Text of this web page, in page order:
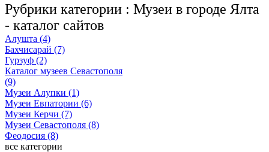
Рубрики категории : Музеи в городе Ялта
- каталог сайтов
Алушта (4)
Бахчисарай (7)
Гурзуф (2)
Каталог музеев Севастополя
(9)
Музеи Алупки (1)
Музеи Евпатории (6)
Музеи Керчи (7)
Музеи Севастополя (8)
Феодосия (8)
все категории